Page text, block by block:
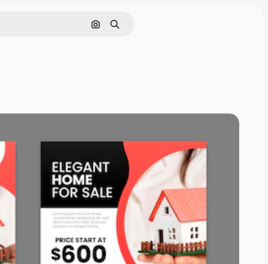
Pesquisar por imagem
Buscar